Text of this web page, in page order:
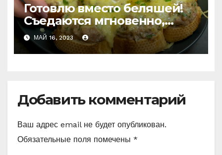
Готовлю вместо беляшей!
Съедаются мгновенно,
даже остыть не успеют!
МАЙ 16, 2023
Добавить комментарий
Ваш адрес email не будет опубликован.
Обязательные поля помечены *